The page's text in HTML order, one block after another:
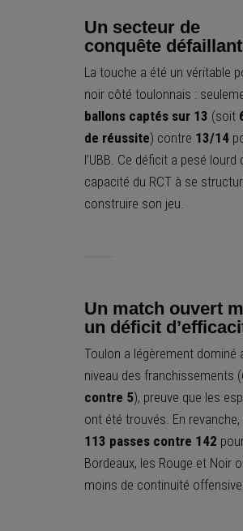
Un secteur de
conquête défaillant
La touche a été un véritable
noir côté toulonnais :
ballons captés sur 13 (soit
de réussite) contre 13/14
l’UBB. Ce déficit a pesé lourd
capacité du RCT à se
construire son jeu.
Un match ouvert
un déficit
Toulon a légèrement dominé
niveau des franchissements (
contre 5), preuve que les
ont été trouvés. En revanche,
113 passes contre 142
Bordeaux, les Rouge et Noir
moins de continuité